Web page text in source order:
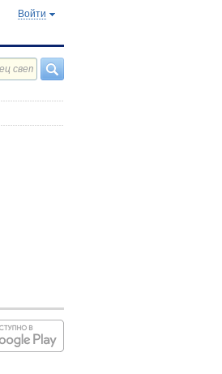
Войти